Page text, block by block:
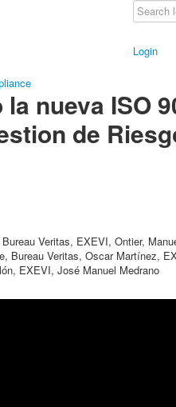
Login
nueva ISO
de
Veritas, EXEVI, Ontier,
Bureau Veritas, Oscar Martínez,
EXEVI, José Manuel Medrano